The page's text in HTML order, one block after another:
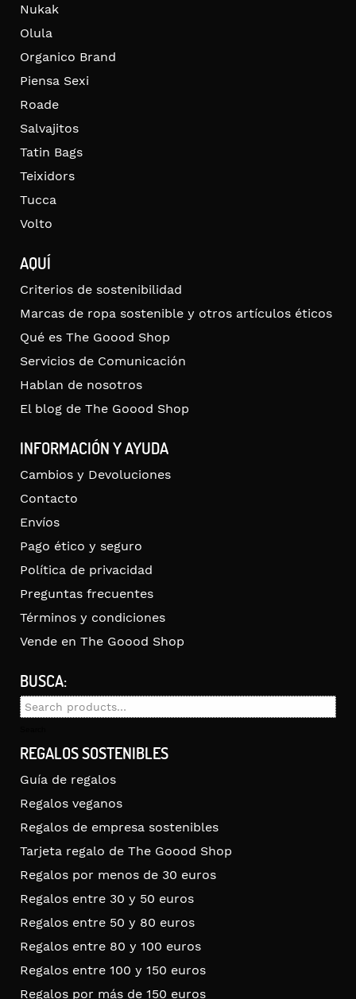
Nukak
Olula
Organico Brand
Piensa Sexi
Roade
Salvajitos
Tatin Bags
Teixidors
Tucca
Volto
AQUÍ
Criterios de sostenibilidad
Marcas de ropa sostenible y otros artículos éticos
Qué es The Goood Shop
Servicios de Comunicación
Hablan de nosotros
El blog de The Goood Shop
INFORMACIÓN Y AYUDA
Cambios y Devoluciones
Contacto
Envíos
Pago ético y seguro
Política de privacidad
Preguntas frecuentes
Términos y condiciones
Vende en The Goood Shop
BUSCA:
Search
REGALOS SOSTENIBLES
Guía de regalos
Regalos veganos
Regalos de empresa sostenibles
Tarjeta regalo de The Goood Shop
Regalos por menos de 30 euros
Regalos entre 30 y 50 euros
Regalos entre 50 y 80 euros
Regalos entre 80 y 100 euros
Regalos entre 100 y 150 euros
Regalos por más de 150 euros